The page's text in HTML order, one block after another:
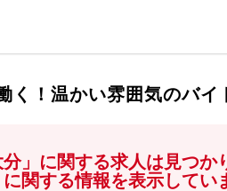
く！温かい雰囲気のバイ
分」に関する求人は見つか
に関する情報を表示してい